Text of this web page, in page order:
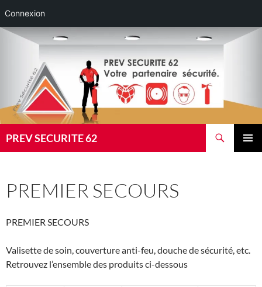
Connexion
Aller
PREV SECURITE 62
PREMIER SECOURS
PREMIER SECOURS
Valisette de soin, couverture anti-feu, douche de sécurité, etc.
Retrouvez l’ensemble des produits ci-dessous